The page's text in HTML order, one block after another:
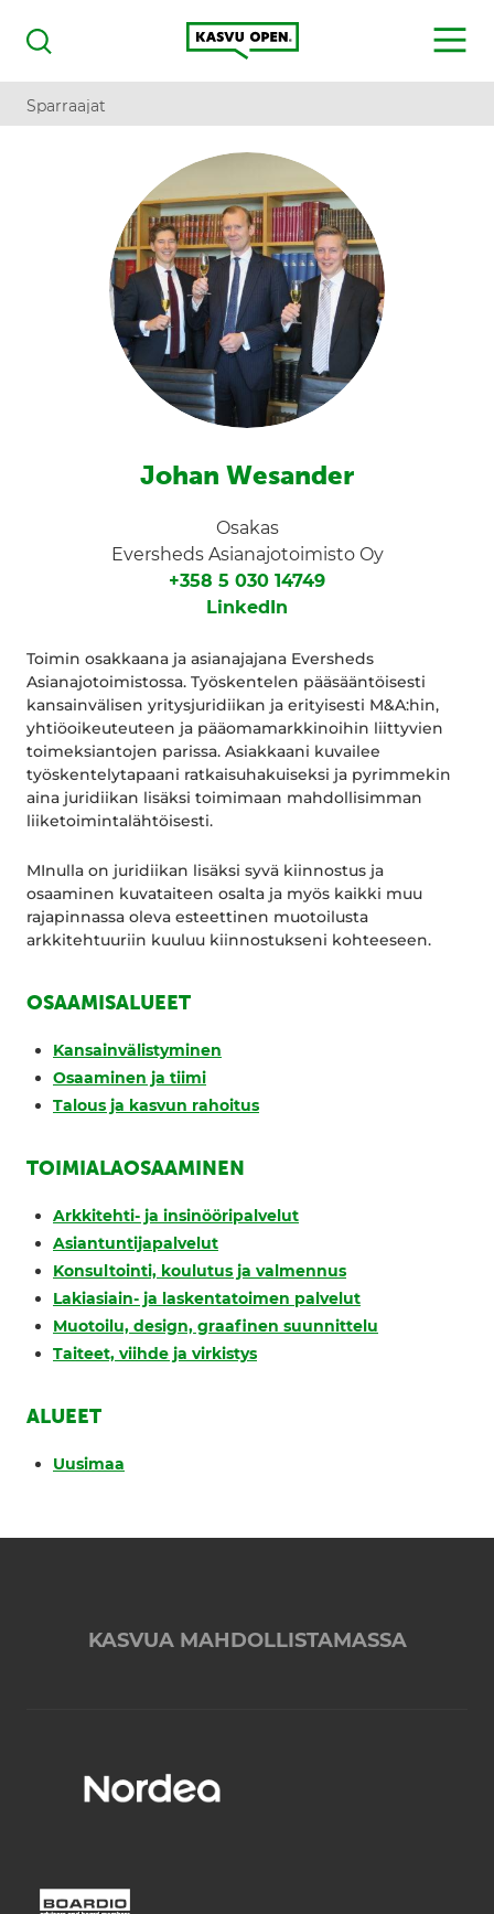
Haku
Kasvu Open
MENU
Sparraajat
Johan Wesander
Osakas
Eversheds Asianajotoimisto Oy
+358 5 030 14749
LinkedIn
Toimin osakkaana ja asianajajana Eversheds
Asianajotoimistossa. Työskentelen pääsääntöisesti
kansainvälisen yritysjuridiikan ja erityisesti M&A:hin,
yhtiöoikeuteuteen ja pääomamarkkinoihin liittyvien
toimeksiantojen parissa. Asiakkaani kuvailee
työskentelytapaani ratkaisuhakuiseksi ja pyrimmekin
aina juridiikan lisäksi toimimaan mahdollisimman
liiketoimintalähtöisesti.
MInulla on juridiikan lisäksi syvä kiinnostus ja
osaaminen kuvataiteen osalta ja myös kaikki muu
rajapinnassa oleva esteettinen muotoilusta
arkkitehtuuriin kuuluu kiinnostukseni kohteeseen.
OSAAMISALUEET
Kansainvälistyminen
Osaaminen ja tiimi
Talous ja kasvun rahoitus
TOIMIALAOSAAMINEN
Arkkitehti- ja insinööripalvelut
Asiantuntijapalvelut
Konsultointi, koulutus ja valmennus
Lakiasiain- ja laskentatoimen palvelut
Muotoilu, design, graafinen suunnittelu
Taiteet, viihde ja virkistys
ALUEET
Uusimaa
KASVUA MAHDOLLISTAMASSA